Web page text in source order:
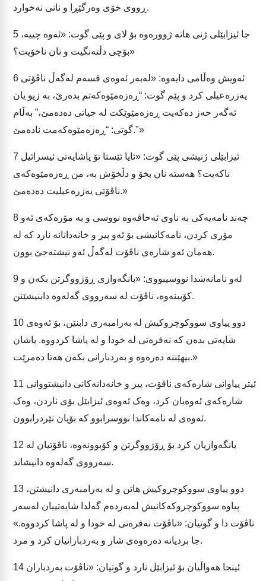
ڕووی خۆی وەرگێڕا و نانی نەخوارد.
5
بۆچی دڵتەنگیت و نان ناخۆیت؟»
6
یەزرەعیلی کرد و پێم گوت: “ڕەزەمێوەکەتم بدەرێ، بە زیو یان
ئەگەر حەز دەکەیت ڕەزەمێوێکت لە جیاتی دەدەمێ،” بەڵام
گوتی: “ڕەزەمێوەکەمت نادەمێ."»
7
ناکەیت؟ هەستە نان بخۆ و دڵخۆش بە، من ڕەزەمێوەکەی
ناڤۆتی یەزرەعیلیت دەدەمێ.»
8
مۆری کردن، نامەکانیشی بۆ ئەو پیر و خانەدانانە نارد کە لە
هەمان ئەو شارەی ناڤۆت لەگەڵ ئەو نیشتەجێ بوون.
9
کۆببنەوە، ناڤۆت لە سەرووی گەلەوە دابنیشێنن.
10
شایەتی بدەن کە نەفرەتی لە خودا و لە پاشا کردووە. پاشان
بیهێننە دەرەوە و بەردبارانی بکەن هەتا دەمرێت.»
11
شارەکەی ئەوەیان کرد، وەک ئەوەی ئیزابێل بۆی ناردن، وەک
ئەوەی لە نامەکاندا نووسرابوو کە بۆیان نێردرابوون.
12
سەرووی گەلەوە دانیشاند.
13
پیاوە سووکوچروکەکانیش لەبەردەم گەلدا شایەتییان لەسەر
ناڤۆت دا و گوتیان: «ناڤۆت نەفرەتی لە خودا و لە پاشا کردووە.»
جا بردیانە دەرەوەی شار و بەردبارانیان کرد و مرد.
14